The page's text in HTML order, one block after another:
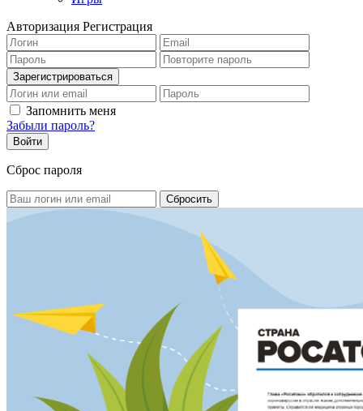
Авторизация Регистрация
Запомнить меня
Забыли пароль?
Сброс пароля